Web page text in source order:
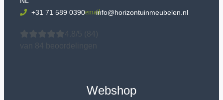
+31 71 589 0390
info@horizontuinmeubelen.nl
4.8/5
(84)
van 84 beoordelingen
Webshop